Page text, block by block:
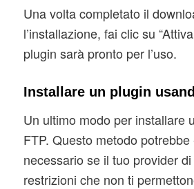
Una volta completato il
l’installazione, fai clic su
plugin sarà pronto per l’uso.
Installare un plugin
Un ultimo modo per installare
FTP. Questo metodo potrebbe
necessario se il tuo provider
restrizioni che non ti